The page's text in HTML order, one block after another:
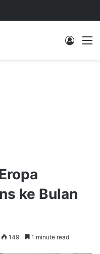
Log In
ke Bulan
149 1 minute read